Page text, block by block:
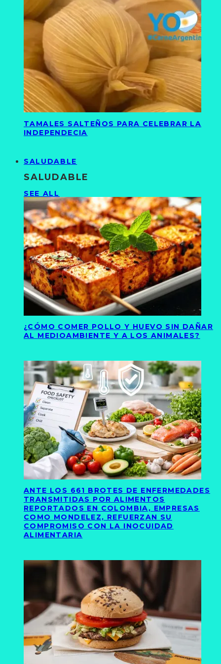
TAMALES SALTEÑOS PARA CELEBRAR LA
INDEPENDECIA
SALUDABLE
SALUDABLE
SEE ALL
¿CÓMO COMER POLLO Y HUEVO SIN DAÑAR
AL MEDIOAMBIENTE Y A LOS ANIMALES?
ANTE LOS 661 BROTES DE ENFERMEDADES
TRANSMITIDAS POR ALIMENTOS
REPORTADOS EN COLOMBIA, EMPRESAS
COMO MONDELEZ, REFUERZAN SU
COMPROMISO CON LA INOCUIDAD
ALIMENTARIA